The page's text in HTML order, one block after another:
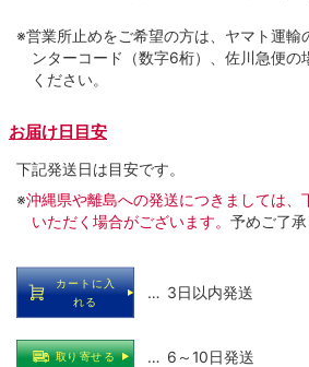
※営業所止めをご希望の方は、ヤマト運輸
ンターコード（数字6桁）、佐川急便の
ください。
お届け日目安
下記発送日は目安です。
※沖縄県や離島への発送につきましては、
いただく場合がございます。 予めご了承
カートに入
れる
… 3日以内発送
取り寄せる … 6～10日発送